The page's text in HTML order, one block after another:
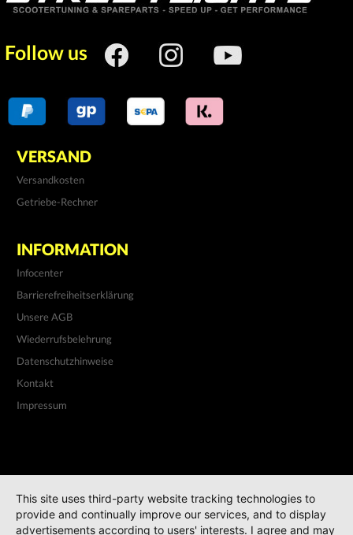
Follow us
VERSAND
Versandkosten
Getriebe-Rechner
INFORMATION
Infocenter
Barrierefreiheitserklärung
Unsere AGB
Wiederrufsbelehrung
Datenschutzhinweise
Kontakt
Impressum
This site uses third-party website tracking technologies to
provide and continually improve our services, and to display
advertisements according to users' interests. I agree and may